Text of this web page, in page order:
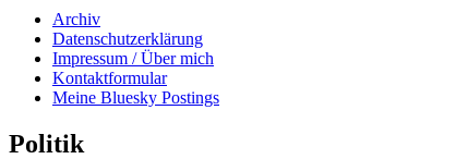
Archiv
Datenschutzerklärung
Impressum / Über mich
Kontaktformular
Meine Bluesky Postings
Politik